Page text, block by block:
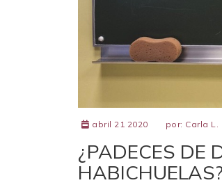
abril 21 2020 por: Carla L.
¿PADECES DE